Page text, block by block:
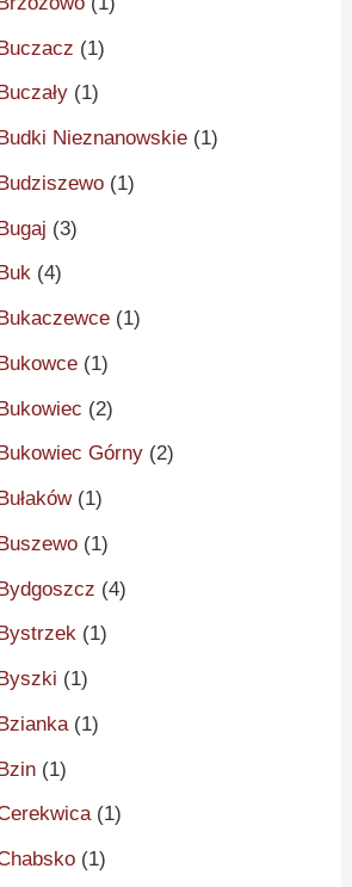
(1)
(1)
Nieznanowskie (1)
(1)
(3)
(4)
(1)
(1)
(2)
Górny (2)
(1)
(1)
(4)
(1)
(1)
(1)
(1)
(1)
(1)